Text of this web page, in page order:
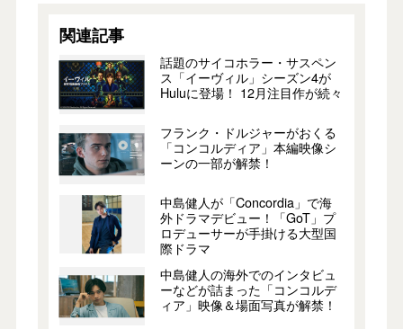
関連記事
話題のサイコホラー・サスペン
ス「イーヴィル」シーズン4が
Huluに登場！ 12月注目作が続々
フランク・ドルジャーがおくる
「コンコルディア」本編映像シ
ーンの一部が解禁！
中島健人が「Concordia」で海
外ドラマデビュー！「GoT」プ
ロデューサーが手掛ける大型国
際ドラマ
中島健人の海外でのインタビュ
ーなどが詰まった「コンコルデ
ィア」映像＆場面写真が解禁！